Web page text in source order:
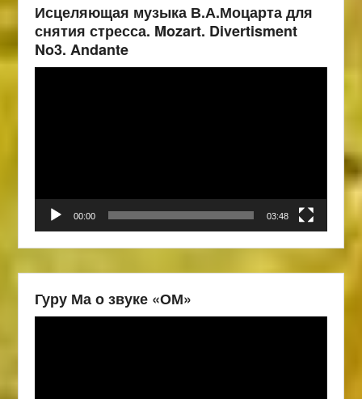
Исцеляющая музыка В.А.Моцарта для
снятия стресса. Mozart. Divertisment
No3. Andante
00:00 03:48
Гуру Ма о звуке «ОМ»